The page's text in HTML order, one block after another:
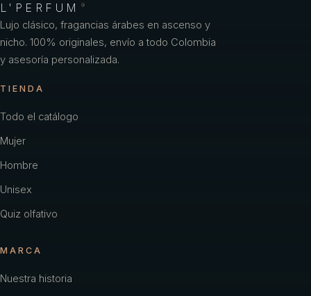
L'PERFUM ®
Lujo clásico, fragancias árabes en ascenso y
nicho. 100% originales, envío a todo Colombia
y asesoría personalizada.
TIENDA
Todo el catálogo
Mujer
Hombre
Unisex
Quiz olfativo
MARCA
Nuestra historia